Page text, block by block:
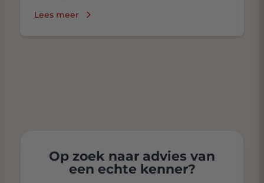
Lees meer
Op zoek naar advies van
een echte kenner?